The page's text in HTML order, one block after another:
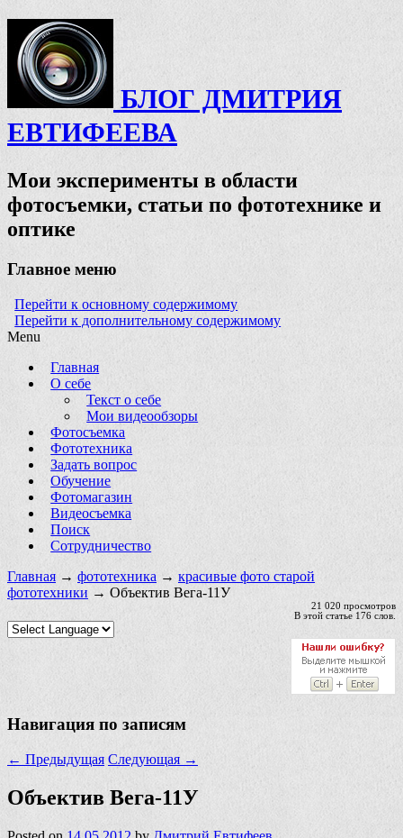
БЛОГ ДМИТРИЯ
ЕВТИФЕЕВА
Мои эксперименты в области
фотосъемки, статьи по фототехнике и
оптике
Главное меню
Перейти к основному содержимому
Перейти к дополнительному содержимому
Menu
Главная
О себе
Текст о себе
Мои видеообзоры
Фотосъемка
Фототехника
Задать вопрос
Обучение
Фотомагазин
Видеосъемка
Поиск
Сотрудничество
Главная → фототехника → красивые фото старой
фототехники → Объектив Вега-11У
21 020 просмотров
В этой статье 176 слов.
Навигация по записям
← Предыдущая Следующая →
Объектив Вега-11У